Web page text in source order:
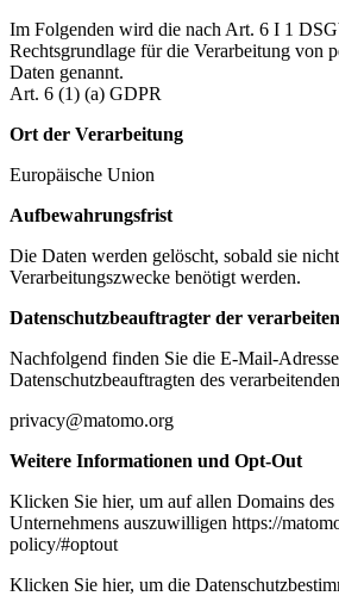
Im Folgenden wird die nach Art. 6 I 1
Rechtsgrundlage für die Verarbeitung von
Daten genannt.
Art. 6 (1) (a) GDPR
Ort der Verarbeitung
Europäische Union
Aufbewahrungsfrist
Die Daten werden gelöscht, sobald sie
Verarbeitungszwecke benötigt werden.
Datenschutzbeauftragter der
Nachfolgend finden Sie die E-Mail-
Datenschutzbeauftragten des
privacy@matomo.org
Weitere Informationen und Opt-Out
Klicken Sie hier, um auf allen Domains des
Unternehmens auszuwilligen https://
policy/#optout
Klicken Sie hier, um die